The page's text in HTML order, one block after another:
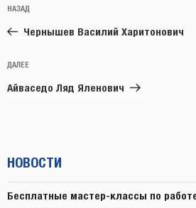
по
записям
Предыдущая
запись:
НАЗАД
Чернышев Василий Харитонович
Следующая
запись
ДАЛЕЕ
Айваседо Ляд Яленович
НОВОСТИ
Бесплатные мастер-классы по